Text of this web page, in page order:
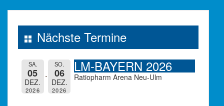
Nächste Termine
SA.
05
DEZ.
2026
SO.
06
DEZ.
2026
LM-BAYERN 2026
Ratiopharm Arena Neu-Ulm